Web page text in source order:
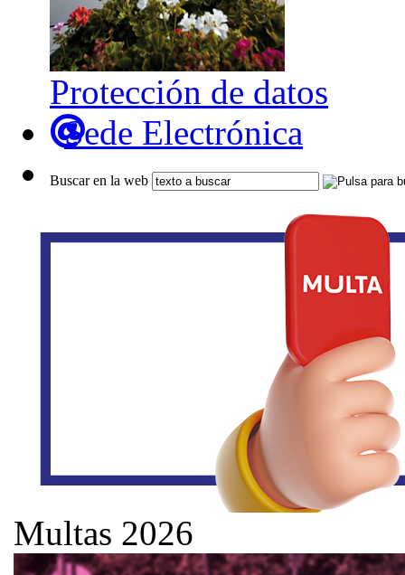
Protección de datos
Sede Electrónica
Buscar en la web
Multas 2026